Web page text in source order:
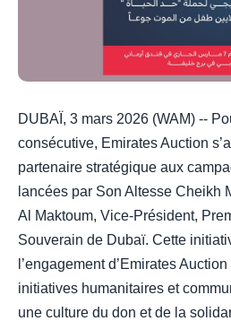
DUBAÏ, 3 mars 2026 (WAM) --
consécutive, Emirates Auction
partenaire stratégique aux
lancées par Son Altesse Cheikh
Al Maktoum, Vice-Président,
Souverain de Dubaï. Cette
l’engagement d’Emirates
initiatives humanitaires et
une culture du don et de la